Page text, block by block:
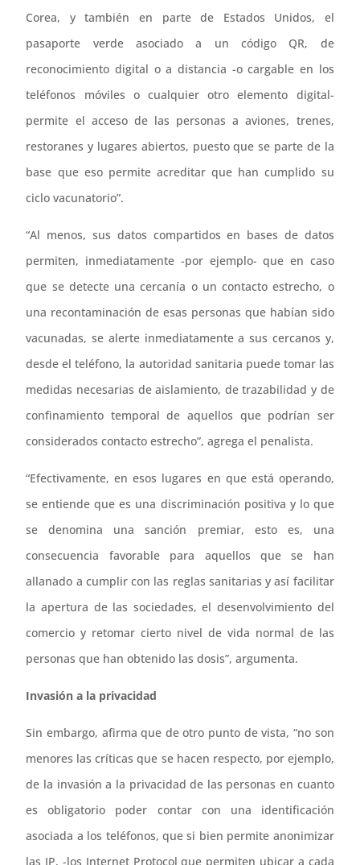
Corea, y también en parte de Estados Unidos, el
pasaporte verde asociado a un código QR, de
reconocimiento digital o a distancia -o cargable en los
teléfonos móviles o cualquier otro elemento digital-
permite el acceso de las personas a aviones, trenes,
restoranes y lugares abiertos, puesto que se parte de la
base que eso permite acreditar que han cumplido su
ciclo vacunatorio”.
“Al menos, sus datos compartidos en bases de datos
permiten, inmediatamente -por ejemplo- que en caso
que se detecte una cercanía o un contacto estrecho, o
una recontaminación de esas personas que habían sido
vacunadas, se alerte inmediatamente a sus cercanos y,
desde el teléfono, la autoridad sanitaria puede tomar las
medidas necesarias de aislamiento, de trazabilidad y de
confinamiento temporal de aquellos que podrían ser
considerados contacto estrecho”, agrega el penalista.
“Efectivamente, en esos lugares en que está operando,
se entiende que es una discriminación positiva y lo que
se denomina una sanción premiar, esto es, una
consecuencia favorable para aquellos que se han
allanado a cumplir con las reglas sanitarias y así facilitar
la apertura de las sociedades, el desenvolvimiento del
comercio y retomar cierto nivel de vida normal de las
personas que han obtenido las dosis”, argumenta.
Invasión a la privacidad
Sin embargo, afirma que de otro punto de vista, “no son
menores las críticas que se hacen respecto, por ejemplo,
de la invasión a la privacidad de las personas en cuanto
es obligatorio poder contar con una identificación
asociada a los teléfonos, que si bien permite anonimizar
las IP, -los Internet Protocol que permiten ubicar a cada